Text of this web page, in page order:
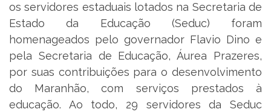
os servidores estaduais lotados na Secretaria de
Estado da Educação (Seduc) foram
homenageados pelo governador Flavio Dino e
pela Secretaria de Educação, Áurea Prazeres,
por suas contribuições para o desenvolvimento
do Maranhão, com serviços prestados à
educação. Ao todo, 29 servidores da Seduc